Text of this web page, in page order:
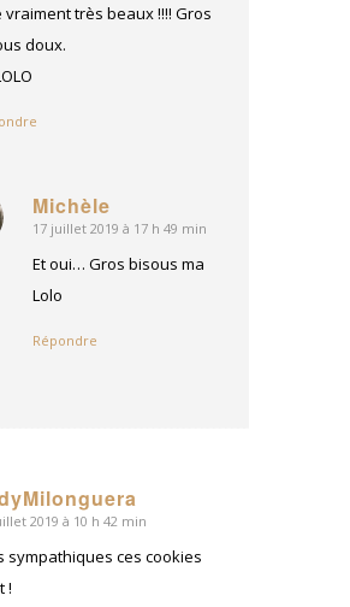
vraiment très beaux !!!! Gros
doux.
Michèle
dit
17 juillet 2019 à 17 h 49 min
Et oui… Gros bisous ma
Lolo
Répondre
2019 à 10 h 42 min
sympathiques ces cookies
!